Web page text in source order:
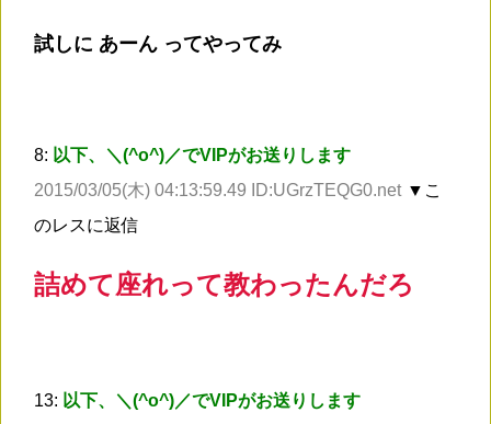
試しに あーん ってやってみ
8: 以下、＼(^o^)／でVIPがお送りします
2015/03/05(木) 04:13:59.49 ID:UGrzTEQG0.net ▼こ
のレスに返信
詰めて座れって教わったんだろ
13: 以下、＼(^o^)／でVIPがお送りします